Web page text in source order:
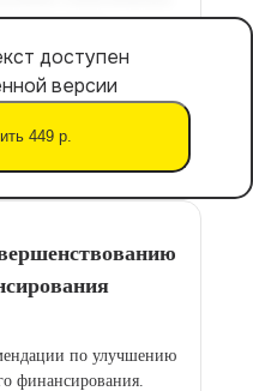
доступен
версии
449 р.
по улучшению
финансирования.